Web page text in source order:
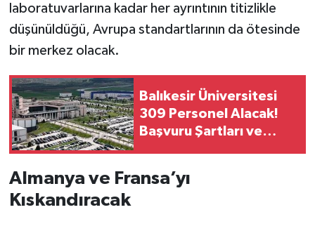
laboratuvarlarına kadar her ayrıntının titizlikle
düşünüldüğü, Avrupa standartlarının da ötesinde
bir merkez olacak.
Balıkesir Üniversitesi
309 Personel Alacak!
Başvuru Şartları ve
Almanya ve Fransa’yı
Kıskandıracak